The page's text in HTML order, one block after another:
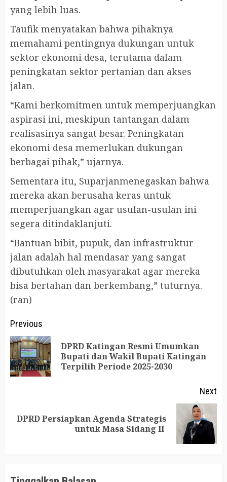
yang lebih luas.
Taufik menyatakan bahwa pihaknya
memahami pentingnya dukungan untuk
sektor ekonomi desa, terutama dalam
peningkatan sektor pertanian dan akses
jalan.
“Kami berkomitmen untuk memperjuangkan
aspirasi ini, meskipun tantangan dalam
realisasinya sangat besar. Peningkatan
ekonomi desa memerlukan dukungan
berbagai pihak,” ujarnya.
Sementara itu, Suparjanmenegaskan bahwa
mereka akan berusaha keras untuk
memperjuangkan agar usulan-usulan ini
segera ditindaklanjuti.
“Bantuan bibit, pupuk, dan infrastruktur
jalan adalah hal mendasar yang sangat
dibutuhkan oleh masyarakat agar mereka
bisa bertahan dan berkembang,” tuturnya.
(ran)
Post
navigation
Previous
DPRD Katingan Resmi Umumkan
Bupati dan Wakil Bupati Katingan
Terpilih Periode 2025-2030
Next
Next
DPRD Persiapkan Agenda Strategis
untuk Masa Sidang II